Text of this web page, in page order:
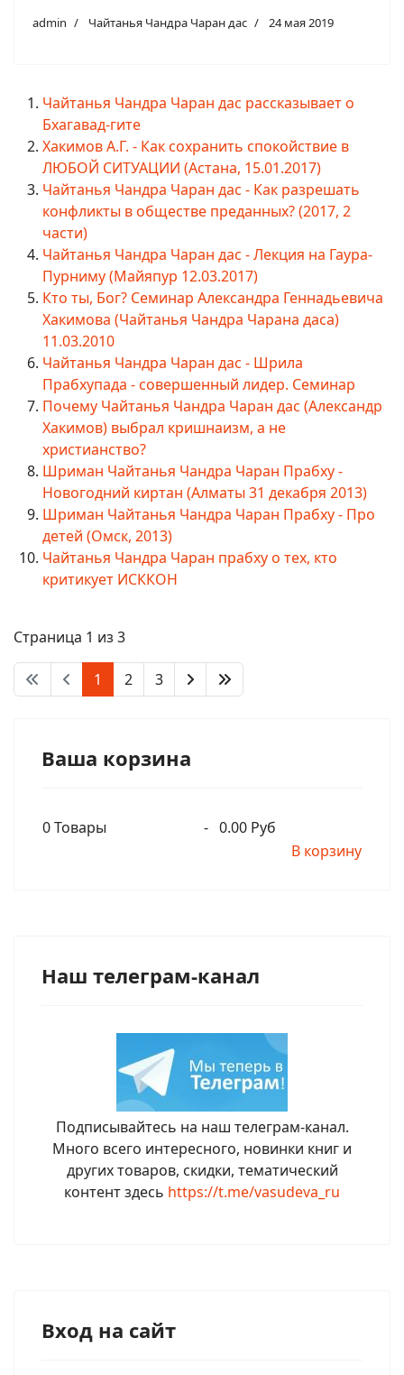
admin Чайтанья Чандра Чаран дас 24 мая 2019
Чайтанья Чандра Чаран дас рассказывает о
Бхагавад-гите
Хакимов А.Г. - Как сохранить спокойствие в
ЛЮБОЙ СИТУАЦИИ (Астана, 15.01.2017)
Чайтанья Чандра Чаран дас - Как разрешать
конфликты в обществе преданных? (2017, 2
части)
Чайтанья Чандра Чаран дас - Лекция на Гаура-
Пурниму (Майяпур 12.03.2017)
Кто ты, Бог? Семинар Александра Геннадьевича
Хакимова (Чайтанья Чандра Чарана даса)
11.03.2010
Чайтанья Чандра Чаран дас - Шрила
Прабхупада - совершенный лидер. Семинар
Почему Чайтанья Чандра Чаран дас (Александр
Хакимов) выбрал кришнаизм, а не
христианство?
Шриман Чайтанья Чандра Чаран Прабху -
Новогодний киртан (Алматы 31 декабря 2013)
Шриман Чайтанья Чандра Чаран Прабху - Про
детей (Омск, 2013)
Чайтанья Чандра Чаран прабху о тех, кто
критикует ИСККОН
Страница 1 из 3
1 2 3
Ваша корзина
0Товары - 0.00 Руб
В корзину
Наш телеграм-канал
Подписывайтесь на наш телеграм-канал.
Много всего интересного, новинки книг и
других товаров, скидки, тематический
контент здесь https://t.me/vasudeva_ru
Вход на сайт